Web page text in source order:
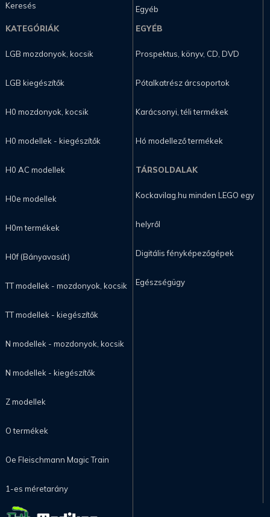
Keresés
Egyéb
KATEGÓRIÁK
LGB mozdonyok, kocsik
LGB kiegészítők
H0 mozdonyok, kocsik
H0 modellek - kiegészítők
H0 AC modellek
H0e modellek
H0m termékek
H0f (Bányavasút)
TT modellek - mozdonyok, kocsik
TT modellek - kiegészítők
N modellek - mozdonyok, kocsik
N modellek - kiegészítők
Z modellek
O termékek
Oe Fleischmann Magic Train
1-es méretarány
EGYÉB
Prospektus, könyv, CD, DVD
Pótalkatrész árcsoportok
Karácsonyi, téli termékek
Hó modellező termékek
TÁRSOLDALAK
Kockavilag.hu minden LEGO egy
helyről
Digitális fényképezőgépek
Egészségügy